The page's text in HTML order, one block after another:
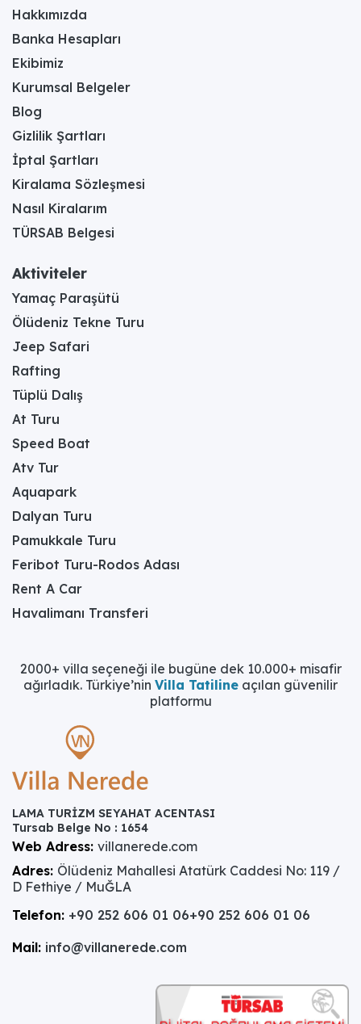
Hakkımızda
Banka Hesapları
Ekibimiz
Kurumsal Belgeler
Blog
Gizlilik Şartları
İptal Şartları
Kiralama Sözleşmesi
Nasıl Kiralarım
TÜRSAB Belgesi
Aktiviteler
Yamaç Paraşütü
Ölüdeniz Tekne Turu
Jeep Safari
Rafting
Tüplü Dalış
At Turu
Speed Boat
Atv Tur
Aquapark
Dalyan Turu
Pamukkale Turu
Feribot Turu-Rodos Adası
Rent A Car
Havalimanı Transferi
2000+ villa seçeneği ile bugüne dek 10.000+ misafir
ağırladık. Türkiye’nin Villa Tatiline açılan güvenilir
platformu
LAMA TURİZM SEYAHAT ACENTASI
Tursab Belge No : 1654
Web Adress: villanerede.com
Adres: Ölüdeniz Mahallesi Atatürk Caddesi No: 119 /
D Fethiye / MuĞLA
Telefon: +90 252 606 01 06+90 252 606 01 06
Mail: info@villanerede.com